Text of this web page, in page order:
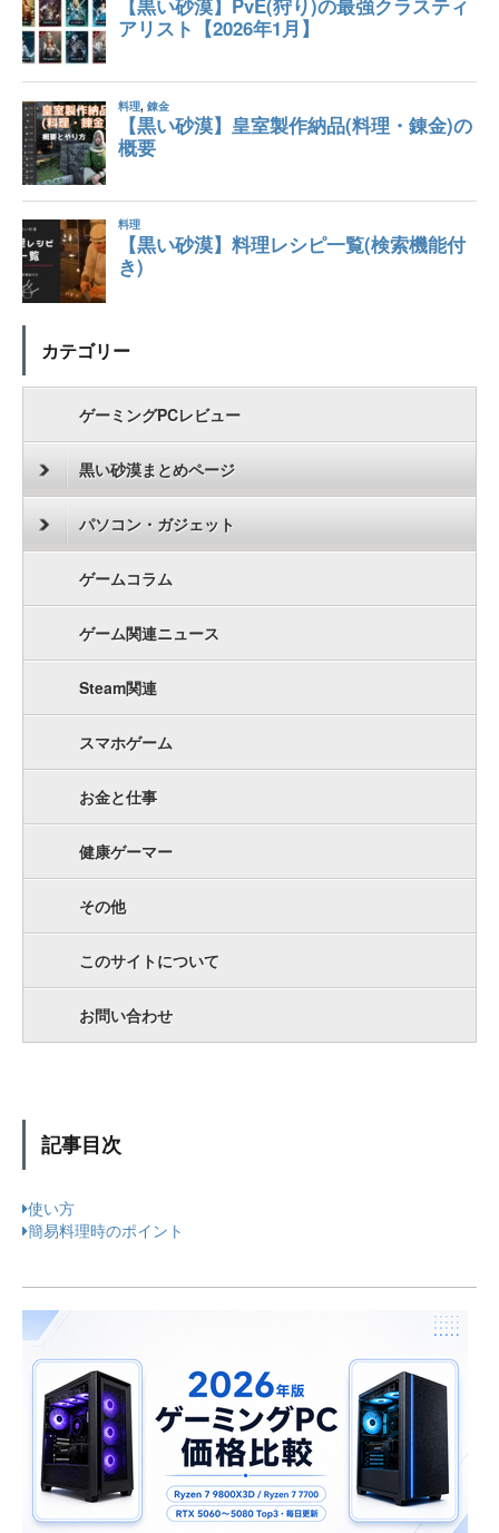
カテゴリー
ゲーミングPCレビュー
黒い砂漠まとめページ
パソコン・ガジェット
ゲームコラム
ゲーム関連ニュース
Steam関連
スマホゲーム
お金と仕事
健康ゲーマー
その他
このサイトについて
お問い合わせ
記事目次
使い方
簡易料理時のポイント